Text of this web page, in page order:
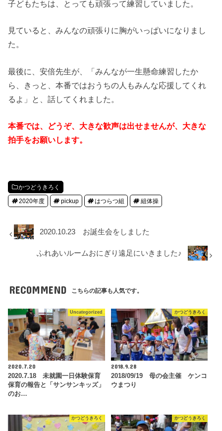
子どもたちは、とっても頑張って練習していました。
見ていると、みんなの頑張りに胸がいっぱいになりまし
た。
最後に、安倍先生が、「みんなが一生懸命練習したか
ら、きっと、本番ではおうちの人もみんな応援してくれ
るよ」と、話してくれました。
本番では、どうぞ、大きな歓声は出せませんが、大きな
拍手をお願いします。
かつどうきろく
2020年度 pickup はつらつ組 組体操
2020.10.23 お誕生会をしました
ふれあいルームおにぎり遠足にいきました♪
RECOMMEND こちらの記事も人気です。
Uncategorized
2020.7.20
2020.7.18 未就園一日体験保育
保育の報告と「サンサンキッズ」
のお…
かつどうきろく
2018.9.28
2018/09/19 母の会主催 ケンコ
ウまつり
かつどうきろく かつどうきろく